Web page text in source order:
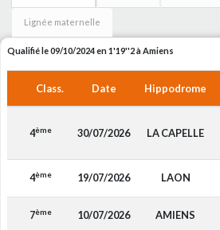
Lignée maternelle
Qualifié le 09/10/2024 en 1'19''2 à Amiens
Class. Date Hippodrome
4ème 30/07/2026 LA CAPELLE
4ème 19/07/2026 LAON
7ème 10/07/2026 AMIENS